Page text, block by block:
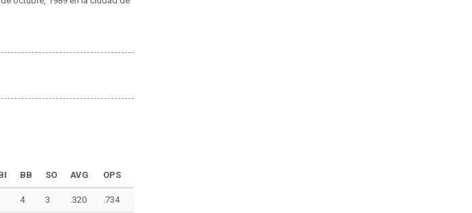
BB SO AVG OPS
4 3 .320 .734